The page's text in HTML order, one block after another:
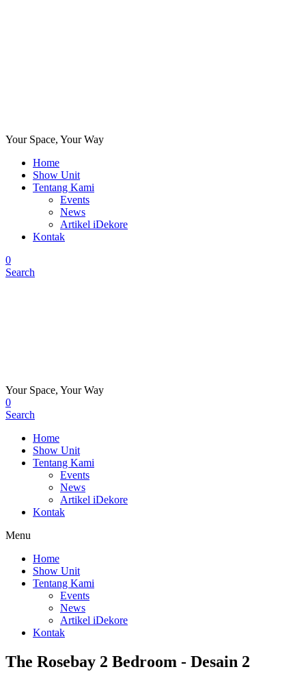
Your Space, Your Way
Home
Show Unit
Tentang Kami
Events
News
Artikel iDekore
Kontak
0
Search
Your Space, Your Way
0
Search
Home
Show Unit
Tentang Kami
Events
News
Artikel iDekore
Kontak
Menu
Home
Show Unit
Tentang Kami
Events
News
Artikel iDekore
Kontak
The Rosebay 2 Bedroom - Desain 2